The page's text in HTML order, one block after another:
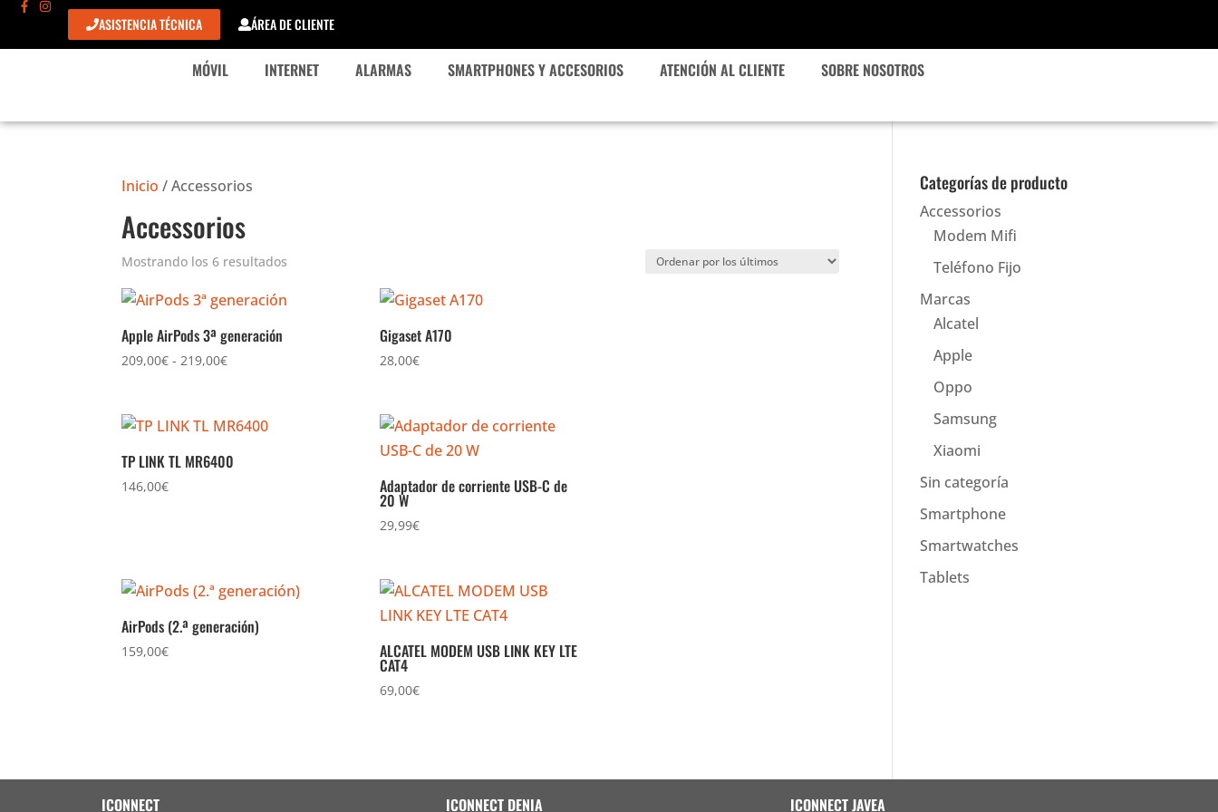
ASISTENCIA TÉCNICA ÁREA DE CLIENTE
MÓVIL INTERNET ALARMAS SMARTPHONES Y ACCESORIOS ATENCIÓN AL CLIENTE SOBRE NOSOTROS
Inicio / Accessorios
Accessorios
Mostrando los 6 resultados
Apple AirPods 3ª generación
209,00€ - 219,00€
Gigaset A170
28,00€
TP LINK TL MR6400
146,00€ Adaptador de corriente USB-C de
20 W
29,99€
AirPods (2.ª generación)
159,00€ ALCATEL MODEM USB LINK KEY LTE
CAT4
69,00€
Categorías de producto
Accessorios
Modem Mifi
Teléfono Fijo
Marcas
Alcatel
Apple
Oppo
Samsung
Xiaomi
Sin categoría
Smartphone
Smartwatches
Tablets
ICONNECT ICONNECT DENIA ICONNECT JAVEA